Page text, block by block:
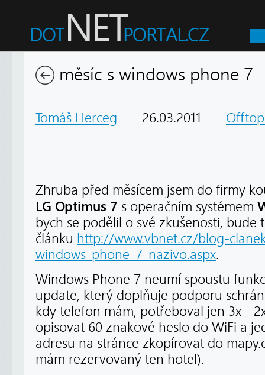
měsíc s windows phone 7
Tomáš Herceg 26.03.2011
Zhruba před měsícem jsem do firmy
LG Optimus 7 s operačním systémem
bych se podělil o své zkušenosti,
článku http://www.vbnet.cz/blog-
windows_phone_7_nazivo.aspx.
Windows Phone 7 neumí spoustu
update, který doplňuje podporu
kdy telefon mám, potřeboval jen 3x -
opisovat 60 znakové heslo do WiFi a
adresu na stránce zkopírovat do
mám rezervovaný ten hotel).